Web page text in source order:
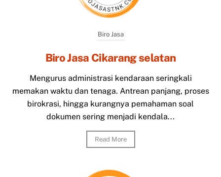
Biro Jasa
Biro Jasa Cikarang selatan
Mengurus administrasi kendaraan seringkali
memakan waktu dan tenaga. Antrean panjang, proses
birokrasi, hingga kurangnya pemahaman soal
dokumen sering menjadi kendala...
Read More